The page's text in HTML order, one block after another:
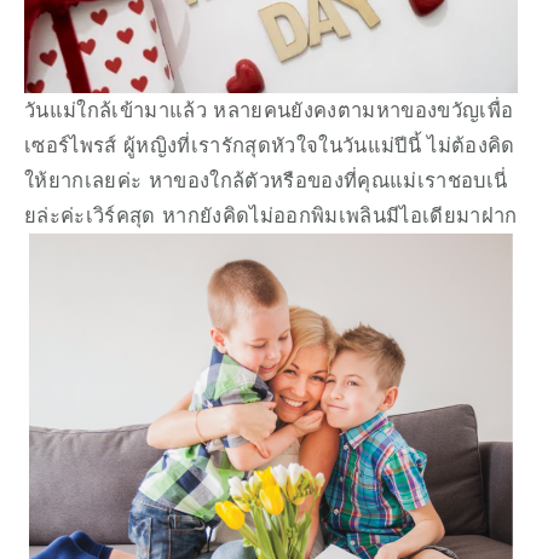
วันแม่ใกล้เข้ามาแล้ว หลายคนยังคงตามหาของขวัญเพื่อ
เซอร์ไพรส์ ผู้หญิงที่เรารักสุดหัวใจในวันแม่ปีนี้ ไม่ต้องคิด
ให้ยากเลยค่ะ หาของใกล้ตัวหรือของที่คุณแม่เราชอบเนี่
ยล่ะค่ะเวิร์คสุด หากยังคิดไม่ออกพิมเพลินมีไอเดียมาฝาก